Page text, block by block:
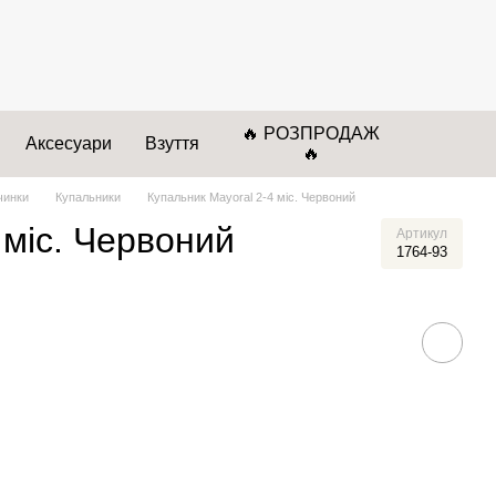
Аксесуари Взуття
🔥 РОЗПРОДАЖ
🔥
Купальники Купальник Mayoral 2-4 міс. Червоний
Червоний Артикул
1764-93